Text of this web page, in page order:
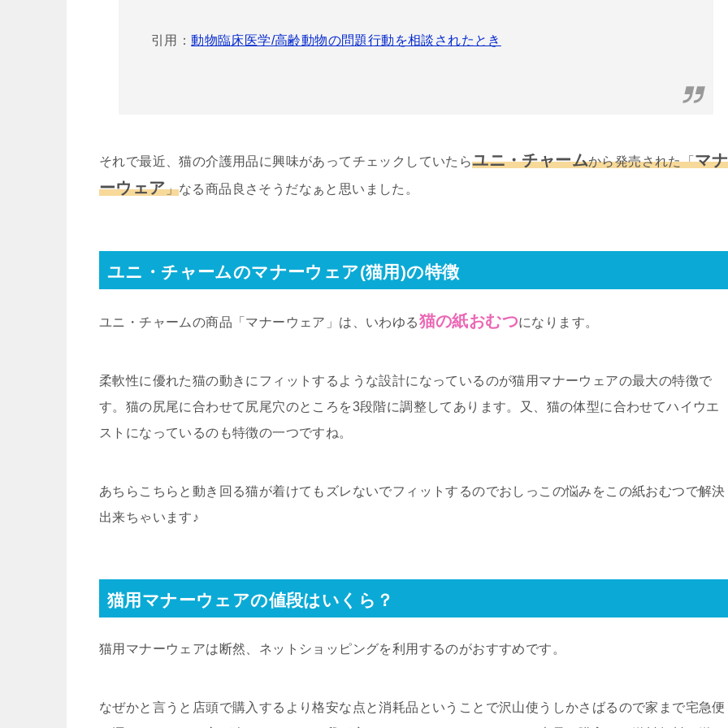
引用：動物臨床医学/高齢動物の問題行動を相談されたとき
それで最近、猫の介護用品に興味があってチェックしていたらユニ・チャームから発売された「マナ
ーウェア」なる商品良さそうだなぁと思いました。
ユニ・チャームのマナーウェア(猫用)の特徴
ユニ・チャームの商品「マナーウェア」は、いわゆる猫の紙おむつになります。
柔軟性に優れた猫の動きにフィットするような設計になっているのが猫用マナーウェアの最大の特徴で
す。猫の尻尾に合わせて尻尾穴のところを3段階に調整してあります。又、猫の体型に合わせてハイウエ
ストになっているのも特徴の一つですね。
あちらこちらと動き回る猫が着けてもズレないでフィットするのでおしっこの悩みをこの紙おむつで解決
出来ちゃいます♪
猫用マナーウェアの値段はいくら？
猫用マナーウェアは断然、ネットショッピングを利用するのがおすすめです。
なぜかと言うと店頭で購入するより格安な点と消耗品ということで沢山使うしかさばるので家まで宅急便